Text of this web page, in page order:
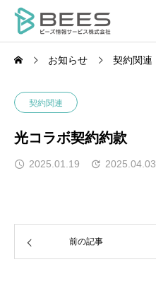
お知らせ 契約関連
契約関連
光コラボ契約約款
2025.01.19 2025.04.03
前の記事